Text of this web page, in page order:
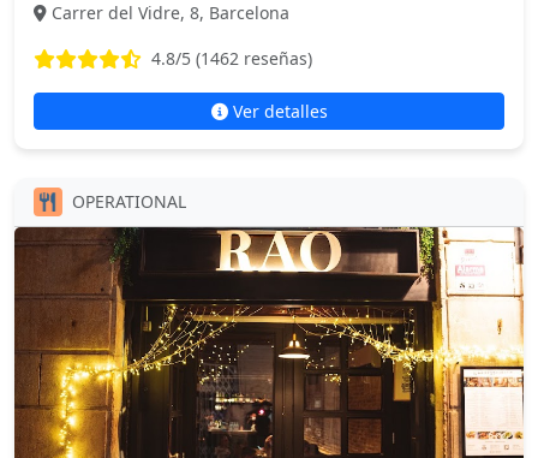
Carrer del Vidre, 8, Barcelona
4.8/5 (1462 reseñas)
Ver detalles
OPERATIONAL